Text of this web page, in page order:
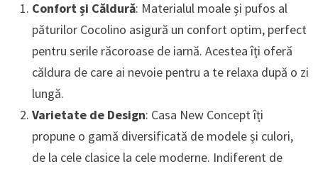
Confort și Căldură: Materialul moale și pufos al
păturilor Cocolino asigură un confort optim, perfect
pentru serile răcoroase de iarnă. Acestea îți oferă
căldura de care ai nevoie pentru a te relaxa după o zi
lungă.
Varietate de Design: Casa New Concept îți
propune o gamă diversificată de modele și culori,
de la cele clasice la cele moderne. Indiferent de